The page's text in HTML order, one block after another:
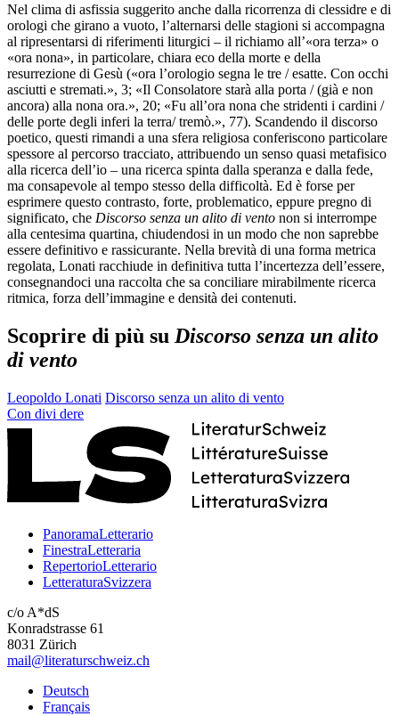
Nel clima di asfissia suggerito anche dalla ricorrenza di clessidre e di
orologi che girano a vuoto, l’alternarsi delle stagioni si accompagna
al ripresentarsi di riferimenti liturgici – il richiamo all’«ora terza» o
«ora nona», in particolare, chiara eco della morte e della
resurrezione di Gesù («ora l’orologio segna le tre / esatte. Con occhi
asciutti e stremati.», 3; «Il Consolatore starà alla porta / (già e non
ancora) alla nona ora.», 20; «Fu all’ora nona che stridenti i cardini /
delle porte degli inferi la terra/ tremò.», 77). Scandendo il discorso
poetico, questi rimandi a una sfera religiosa conferiscono particolare
spessore al percorso tracciato, attribuendo un senso quasi metafisico
alla ricerca dell’io – una ricerca spinta dalla speranza e dalla fede,
ma consapevole al tempo stesso della difficoltà. Ed è forse per
esprimere questo contrasto, forte, problematico, eppure pregno di
significato, che Discorso senza un alito di vento non si interrompe
alla centesima quartina, chiudendosi in un modo che non saprebbe
essere definitivo e rassicurante. Nella brevità di una forma metrica
regolata, Lonati racchiude in definitiva tutta l’incertezza dell’essere,
consegnandoci una raccolta che sa conciliare mirabilmente ricerca
ritmica, forza dell’immagine e densità dei contenuti.
Scoprire di più su Discorso senza un alito
di vento
Leopoldo Lonati Discorso senza un alito di vento
Con divi dere
PanoramaLetterario
FinestraLetteraria
RepertorioLetterario
LetteraturaSvizzera
c/o A*dS
Konradstrasse 61
8031 Zürich
mail@literaturschweiz.ch
Deutsch
Français